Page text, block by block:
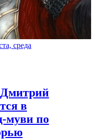
среда
в
муви по